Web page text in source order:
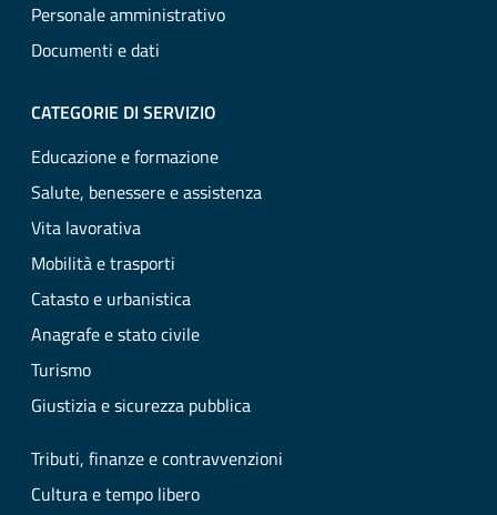
Personale amministrativo
Documenti e dati
CATEGORIE DI SERVIZIO
Educazione e formazione
Salute, benessere e assistenza
Vita lavorativa
Mobilità e trasporti
Catasto e urbanistica
Anagrafe e stato civile
Turismo
Giustizia e sicurezza pubblica
Tributi, finanze e contravvenzioni
Cultura e tempo libero